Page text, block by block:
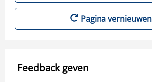
Pagina vernieuwen
Feedback geven